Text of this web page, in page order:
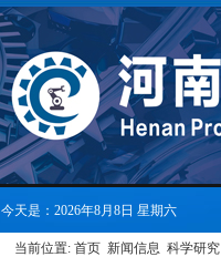
今天是：2026年8月8日 星期六
当前位置: 首页 新闻信息 科学研究